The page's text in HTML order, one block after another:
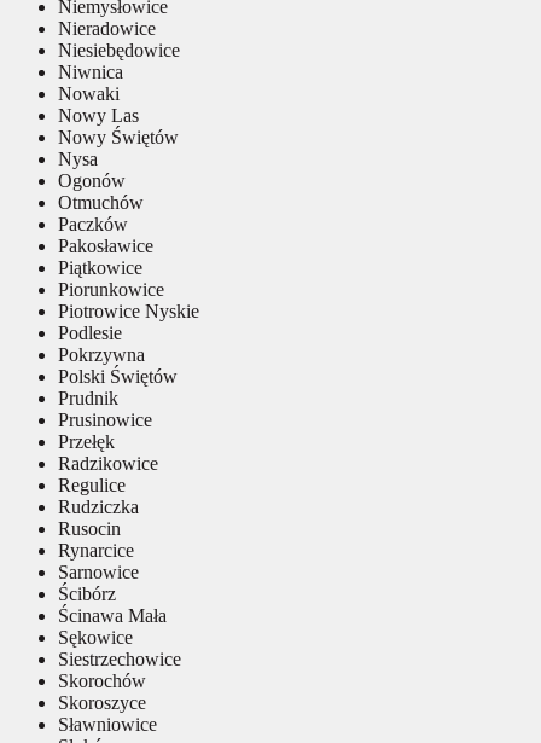
Niemysłowice
Nieradowice
Niesiebędowice
Niwnica
Nowaki
Nowy Las
Nowy Świętów
Nysa
Ogonów
Otmuchów
Paczków
Pakosławice
Piątkowice
Piorunkowice
Piotrowice Nyskie
Podlesie
Pokrzywna
Polski Świętów
Prudnik
Prusinowice
Przełęk
Radzikowice
Regulice
Rudziczka
Rusocin
Rynarcice
Sarnowice
Ścibórz
Ścinawa Mała
Sękowice
Siestrzechowice
Skorochów
Skoroszyce
Sławniowice